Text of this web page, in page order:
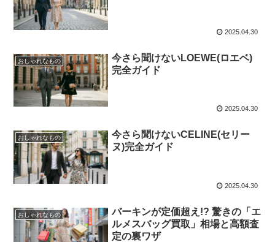
2025.04.30
おしゃれなもの
今さら聞けないLOEWE(ロエベ)
完全ガイド
2025.04.30
おしゃれなもの
今さら聞けないCELINE(セリー
ヌ)完全ガイド
2025.04.30
おしゃれなもの
バーキンが定価超え!? 驚きの「エ
ルメスバッグ買取」相場と高額査
定の裏ワザ